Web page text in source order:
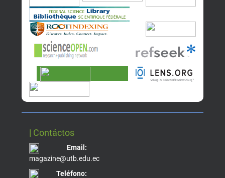
| Contáctos
Email:
magazine@utb.edu.ec
Teléfono: